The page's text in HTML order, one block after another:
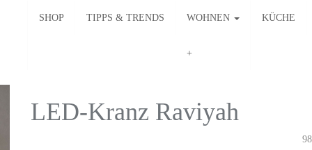
SHOP TIPPS & TRENDS WOHNEN KÜCHE
LED-Kranz Raviyah